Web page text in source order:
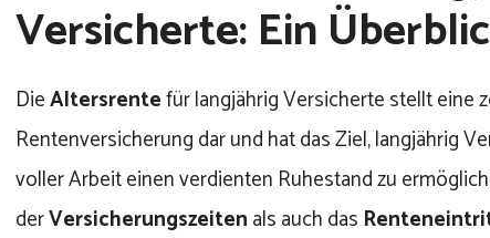
Versicherte: Ein
DieAltersrentefür langjährig Versicherte stellt eine
Rentenversicherung dar und hat das Ziel, langjährig
voller Arbeit einen verdienten Ruhestand zu
derVersicherungszeitenals auch das